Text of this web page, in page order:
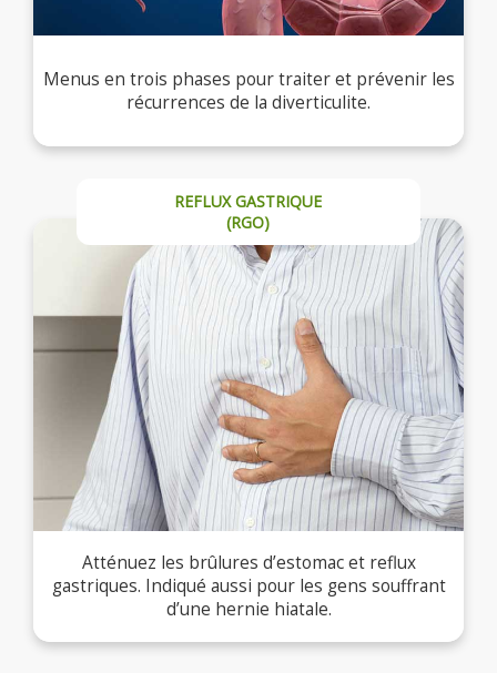
Menus en trois phases pour traiter et prévenir les
récurrences de la diverticulite.
REFLUX GASTRIQUE
(RGO)
Atténuez les brûlures d’estomac et reflux
gastriques. Indiqué aussi pour les gens souffrant
d’une hernie hiatale.